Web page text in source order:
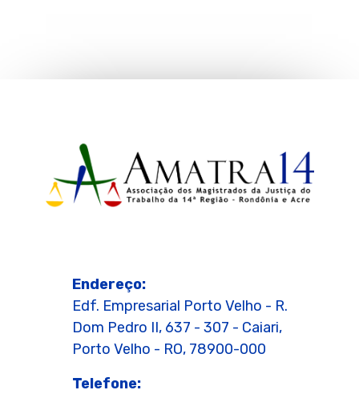
Endereço:
Edf. Empresarial Porto Velho - R.
Dom Pedro II, 637 - 307 - Caiari,
Porto Velho - RO, 78900-000
Telefone: